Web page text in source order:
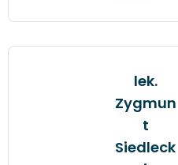
lek.
Zygmun
t
Siedleck